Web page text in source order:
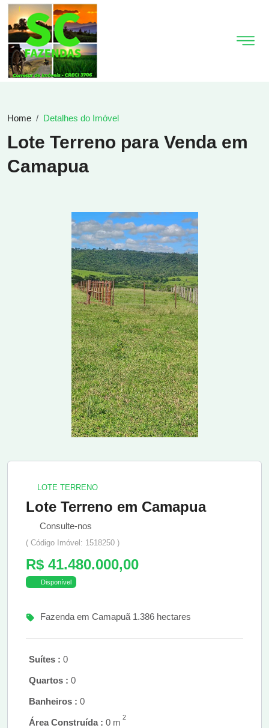
Home Detalhes do Imóvel
Lote Terreno para Venda em
Camapua
LOTE TERRENO
Lote Terreno em Camapua
Consulte-nos
( Código Imóvel: 1518250 )
R$ 41.480.000,00
Disponível
Fazenda em Camapuã 1.386 hectares
Suítes : 0
Quartos : 0
Banheiros : 0
Área Construída : 0 m 2